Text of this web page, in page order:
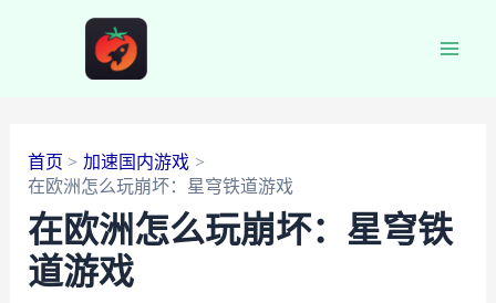
首页
加速国内游戏
在欧洲怎么玩崩坏：星穹铁道游戏
在欧洲怎么玩崩坏：星穹铁
道游戏